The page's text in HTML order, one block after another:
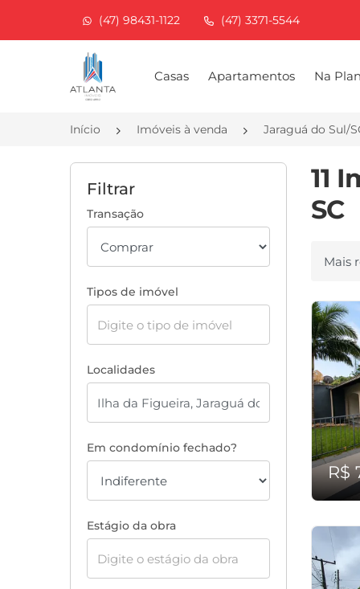
(47) 98431-1122 (47) 3371-5544
Página inicial
Casas Apartamentos Na
Início Imóveis à venda Jaraguá do Sul/
Filtrar
Transação
Tipos de imóvel
Localidades
Em condomínio fechado?
Estágio da obra
11
SC
R$